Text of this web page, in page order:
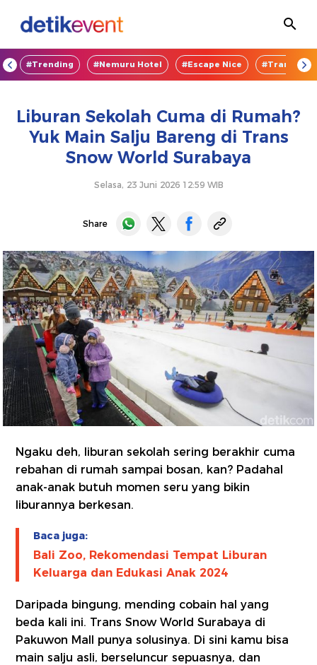
#Trending #Nemuru Hotel #Escape Nice
Liburan Sekolah Cuma di Rumah?
Yuk Main Salju Bareng di Trans
Snow World Surabaya
Selasa, 23 Juni 2026 12:59 WIB
Share
Ngaku deh, liburan sekolah sering berakhir cuma
rebahan di rumah sampai bosan, kan? Padahal
anak-anak butuh momen seru yang bikin
liburannya berkesan.
Baca juga:
Bali Zoo, Rekomendasi Tempat Liburan
Keluarga dan Edukasi Anak 2024
Daripada bingung, mending cobain hal yang
beda kali ini. Trans Snow World Surabaya di
Pakuwon Mall punya solusinya. Di sini kamu bisa
main salju asli, berseluncur sepuasnya, dan